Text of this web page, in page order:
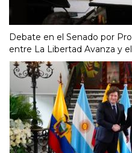
Debate en el Senado por
entre La Libertad Avanza y